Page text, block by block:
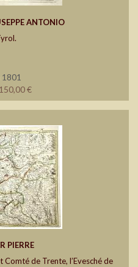
ANTONIO
€
PIERRE
Comté de Trente, l’Evesché de